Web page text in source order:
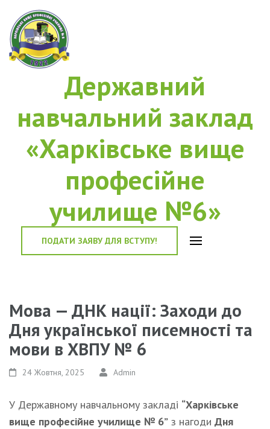
Державний
навчальний заклад
«Харківське вище
професійне
училище №6»
ПОДАТИ ЗАЯВУ ДЛЯ ВСТУПУ!
Мова — ДНК нації: Заходи до
Дня української писемності та
мови в ХВПУ № 6
24 Жовтня, 2025 Admin
У Державному навчальному закладі “Харківське
вище професійне училище № 6” з нагоди Дня